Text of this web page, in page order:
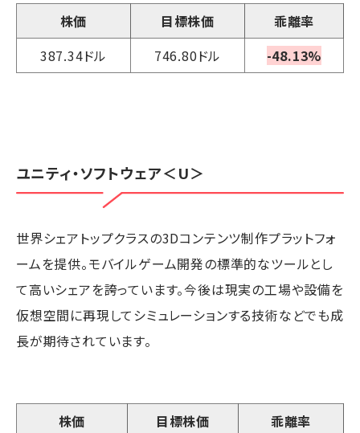
株価 目標株価
乖離率
387.34ドル
746.80ドル -48.13%
ユニティ・ソフトウェア＜U＞
世界シェアトップクラスの3Dコンテンツ制作プラットフォ
ームを提供。モバイルゲーム開発の標準的なツールとし
て高いシェアを誇っています。今後は現実の工場や設備を
仮想空間に再現してシミュレーションする技術などでも成
長が期待されています。
株価 目標株価
乖離率